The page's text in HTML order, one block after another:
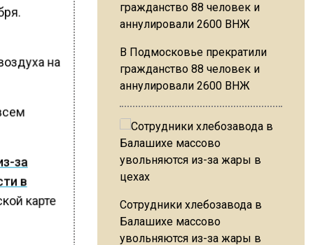
на
за
в
карте
В Подмосковье прекратили
гражданство 88 человек и
аннулировали 2600 ВНЖ
Сотрудники хлебозавода в
Балашихе массово
увольняются из-за жары в